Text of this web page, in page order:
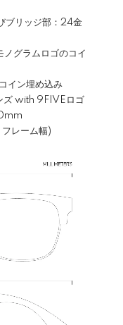
ブリッジ部：24金
グラムロゴのコイ
イン埋め込み
ズ with 9FIVEロゴ
レーム幅)